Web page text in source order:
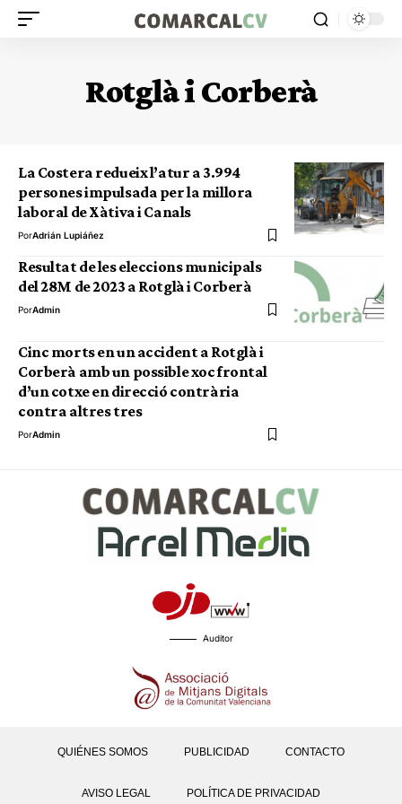
Rotglà i Corberà
La Costera redueix l’atur a 3.994
persones impulsada per la millora
laboral de Xàtiva i Canals
PorAdrián Lupiáñez
Resultat de les eleccions municipals
del 28M de 2023 a Rotglà i Corberà
PorAdmin
Cinc morts en un accident a Rotglà i
Corberà amb un possible xoc frontal
d’un cotxe en direcció contrària
contra altres tres
PorAdmin
Auditor
QUIÉNES SOMOS PUBLICIDAD CONTACTO
AVISO LEGAL POLÍTICA DE PRIVACIDAD